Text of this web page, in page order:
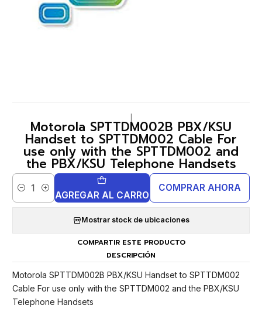
Motorola SPTTDM002B PBX/KSU
Handset to SPTTDM002 Cable For
use only with the SPTTDM002 and
the PBX/KSU Telephone Handsets
Cantidad AGREGAR AL CARRO
COMPRAR AHORA
Mostrar stock de ubicaciones
COMPARTIR ESTE PRODUCTO
DESCRIPCIÓN
Motorola SPTTDM002B PBX/KSU Handset to SPTTDM002
Cable For use only with the SPTTDM002 and the PBX/KSU
Telephone Handsets